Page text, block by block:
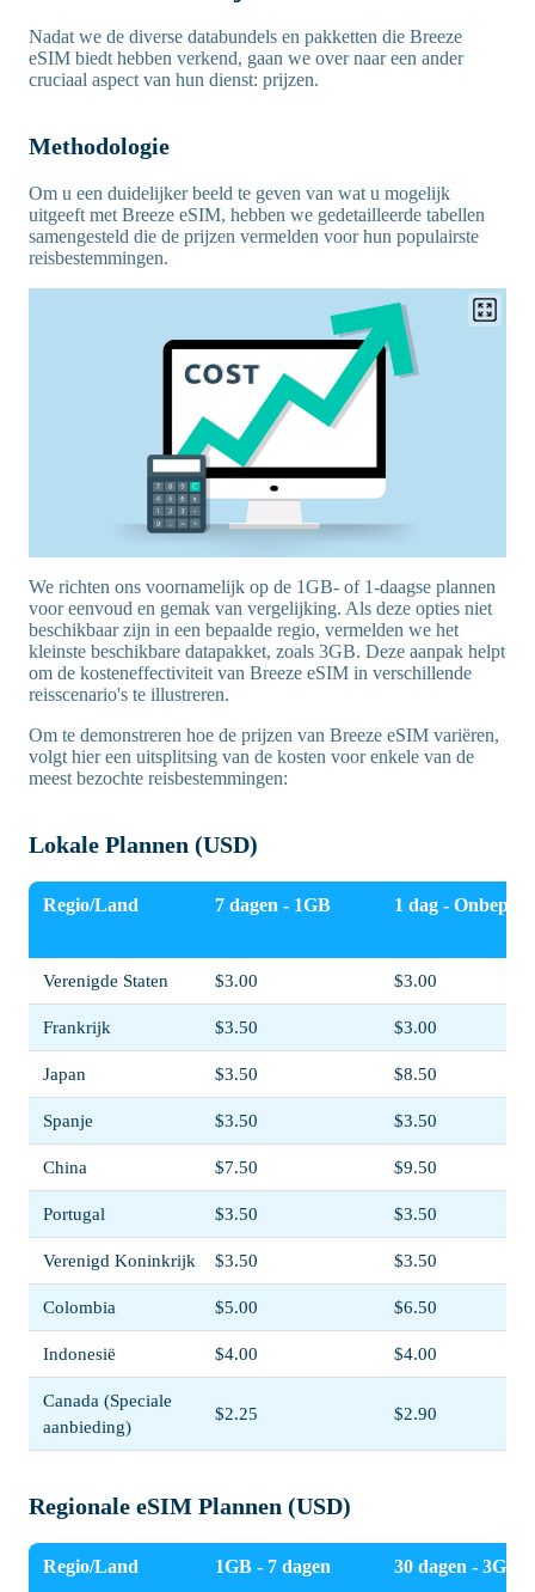
Nadat we de diverse databundels en pakketten die Breeze
eSIM biedt hebben verkend, gaan we over naar een ander
cruciaal aspect van hun dienst: prijzen.
Methodologie
Om u een duidelijker beeld te geven van wat u mogelijk
uitgeeft met Breeze eSIM, hebben we gedetailleerde tabellen
samengesteld die de prijzen vermelden voor hun populairste
reisbestemmingen.
We richten ons voornamelijk op de 1GB- of 1-daagse plannen
voor eenvoud en gemak van vergelijking. Als deze opties niet
beschikbaar zijn in een bepaalde regio, vermelden we het
kleinste beschikbare datapakket, zoals 3GB. Deze aanpak helpt
om de kosteneffectiviteit van Breeze eSIM in verschillende
reisscenario's te illustreren.
Om te demonstreren hoe de prijzen van Breeze eSIM variëren,
volgt hier een uitsplitsing van de kosten voor enkele van de
meest bezochte reisbestemmingen:
Lokale Plannen (USD)
Regio/Land 7 dagen - 1GB 1 dag -
Verenigde Staten $3.00 $3.00
Frankrijk $3.50 $3.00
Japan $3.50 $8.50
Spanje $3.50 $3.50
China $7.50 $9.50
Portugal $3.50 $3.50
Verenigd Koninkrijk $3.50 $3.50
Colombia $5.00 $6.50
Indonesië $4.00 $4.00
Canada (Speciale
aanbieding)
$2.25 $2.90
Regionale eSIM Plannen (USD)
Regio/Land 1GB - 7 dagen 30 dagen - 3GB